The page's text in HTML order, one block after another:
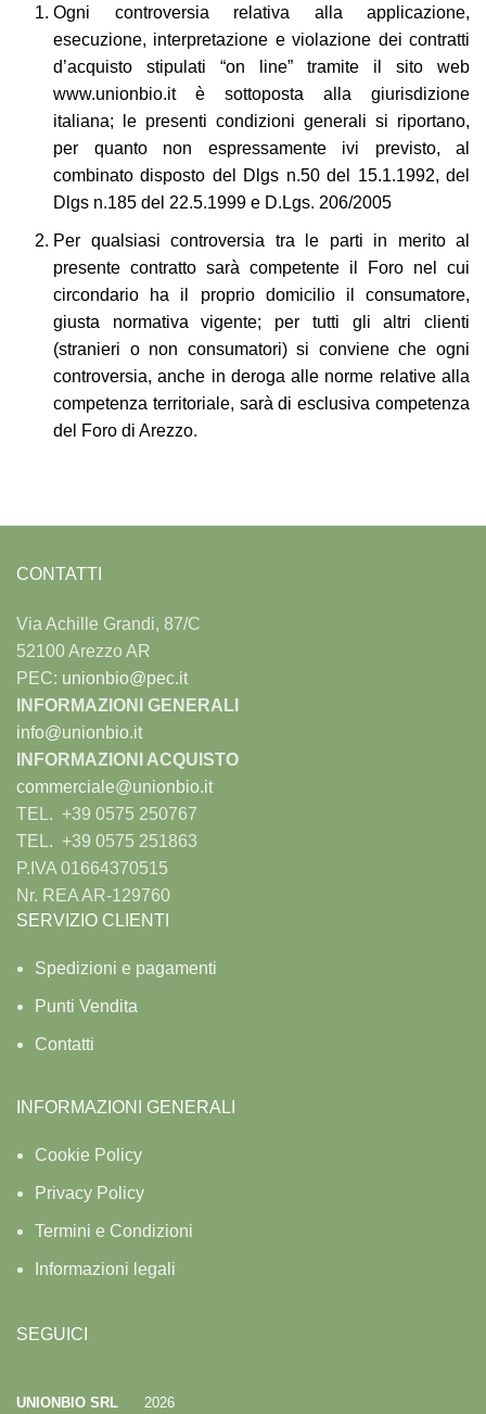
Ogni controversia relativa alla applicazione,
esecuzione, interpretazione e violazione dei contratti
d’acquisto stipulati “on line” tramite il sito web
www.unionbio.itè sottoposta alla giurisdizione
italiana; le presenti condizioni generali si riportano,
per quanto non espressamente ivi previsto, al
combinato disposto del Dlgs n.50 del 15.1.1992, del
Dlgs n.185 del 22.5.1999 e D.Lgs. 206/2005
Per qualsiasi controversia tra le parti in merito al
presente contratto sarà competente il Foro nel cui
circondario ha il proprio domicilio il consumatore,
giusta normativa vigente; per tutti gli altri clienti
(stranieri o non consumatori) si conviene che ogni
controversia, anche in deroga alle norme relative alla
competenza territoriale, sarà di esclusiva competenza
del Foro di Arezzo.
CONTATTI
Via Achille Grandi, 87/C
52100 Arezzo AR
PEC: unionbio@pec.it
INFORMAZIONI GENERALI
info@unionbio.it
INFORMAZIONI ACQUISTO
commerciale@unionbio.it
TEL. +39 0575 250767
TEL. +39 0575 251863
P.IVA 01664370515
Nr. REA AR-129760
SERVIZIO CLIENTI
Spedizioni e pagamenti
Punti Vendita
Contatti
INFORMAZIONI GENERALI
Cookie Policy
Privacy Policy
Termini e Condizioni
Informazioni legali
SEGUICI
UNIONBIO SRL 2026